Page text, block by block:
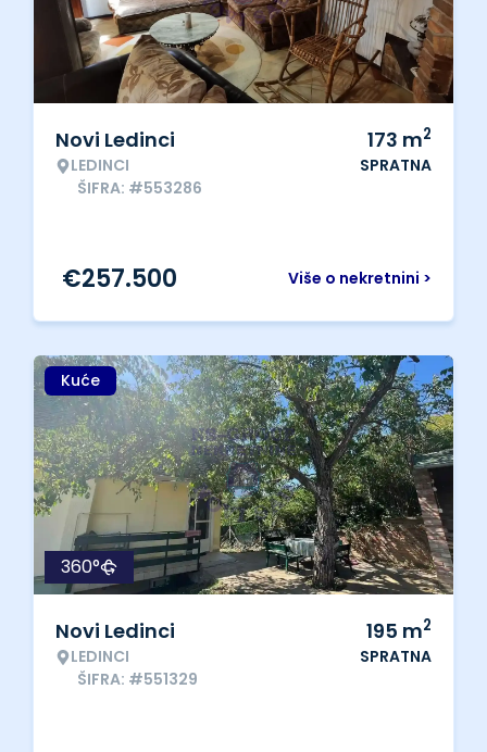
Novi Ledinci
LEDINCI
ŠIFRA: #553286
173 m2
SPRATNA
Više o nekretnini >
€257.500
Kuće
360°
Novi Ledinci
LEDINCI
ŠIFRA: #551329
195 m2
SPRATNA